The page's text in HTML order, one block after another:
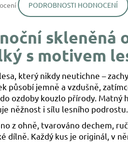
PODROBNOSTI HODNOCENÍ
skleněná
s motivem
který nikdy neutichne –
působí jemně a vzdušně,
ozdoby kouzlo přírody. Matný
něžnost i sílu lesního podrostu.
z ohně, tvarováno dechem,
dílně. Každý kus je originál, v
VÁNOČNÍ SKLENĚNÁ
UKRYTÉ LÍSTKY